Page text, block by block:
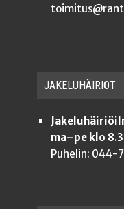
JAKE­LU­HÄI­RIÖT
ma–pe klo
Puhelin: 044-